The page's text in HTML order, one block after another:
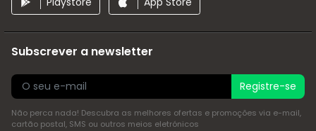
Subscrever a newsletter
Registre-se
Não perca nada! Descubra as melhores ofertas e promoções via e-mail,
cartão postal, SMS ou outros meios eletrónicos